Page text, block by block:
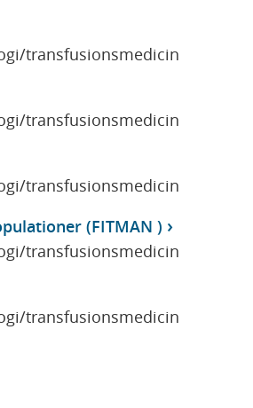
transfusionsmedicin
transfusionsmedicin
transfusionsmedicin
(FITMAN )
transfusionsmedicin
transfusionsmedicin